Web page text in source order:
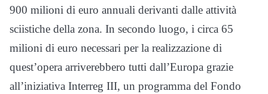
900 milioni di euro annuali derivanti dalle attività
sciistiche della zona. In secondo luogo, i circa 65
milioni di euro necessari per la realizzazione di
quest’opera arriverebbero tutti dall’Europa grazie
all’iniziativa Interreg III, un programma del Fondo